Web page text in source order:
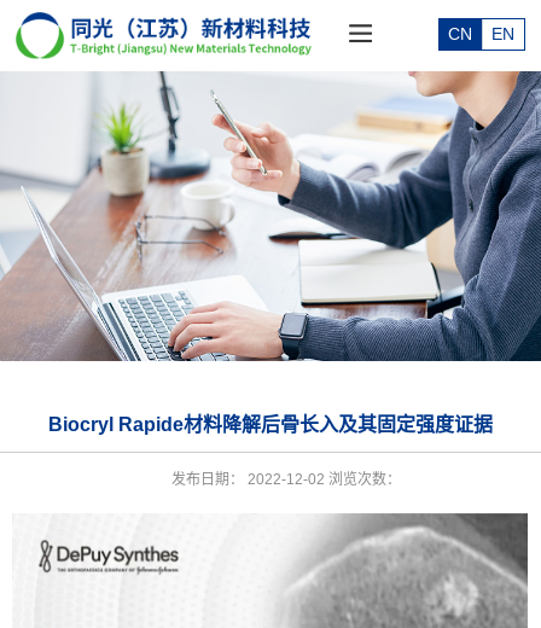
CN EN
Biocryl Rapide材料降解后骨长入及其固定强度证据
发布日期： 2022-12-02 浏览次数：